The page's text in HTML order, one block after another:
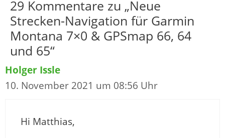
29 Kommentare zu „Neue
Strecken-Navigation für Garmin
Montana 7×0 & GPSmap 66, 64
und 65“
Holger Issle
10. November 2021 um 08:56 Uhr
Hi Matthias,